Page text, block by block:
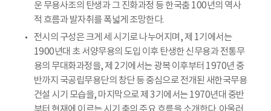
운 무용사조의 탄생과 그 진화과정 등 한국춤 100년의 역사
적 흐름과 발자취를 폭넓게 조망한다.
전시의 구성은 크게 세 시기로 나누어지며, 제 1기에서는
1900년대 초 서양무용의 도입 이후 탄생한 신무용과 전통무
용의 무대화과정을, 제 2기에서는 광복 이후부터 1970년 중
반까지 국공립무용단의 창단 등 중심으로 전개된 새한국무용
건설 시기 모습을, 마지막으로 제 3기에서는 1970년대 중반